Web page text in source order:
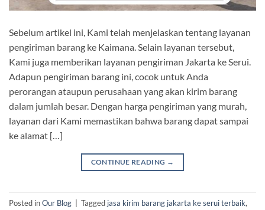
Sebelum artikel ini, Kami telah menjelaskan tentang layanan
pengiriman barang ke Kaimana. Selain layanan tersebut,
Kami juga memberikan layanan pengiriman Jakarta ke Serui.
Adapun pengiriman barang ini, cocok untuk Anda
perorangan ataupun perusahaan yang akan kirim barang
dalam jumlah besar. Dengan harga pengiriman yang murah,
layanan dari Kami memastikan bahwa barang dapat sampai
ke alamat […]
CONTINUE READING →
Posted inOur Blog Tagged jasa kirim barang jakarta ke serui terbaik,